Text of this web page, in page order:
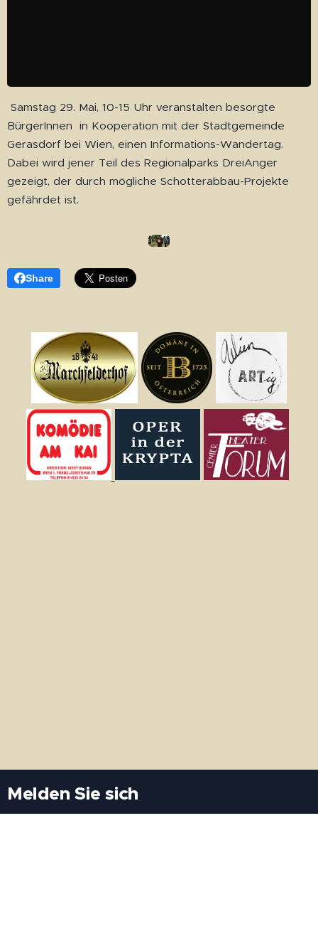
Samstag 29. Mai, 10-15 Uhr veranstalten besorgte
BürgerInnen in Kooperation mit der Stadtgemeinde
Gerasdorf bei Wien, einen Informations-Wandertag.
Dabei wird jener Teil des Regionalparks DreiAnger
gezeigt, der durch mögliche Schotterabbau-Projekte
gefährdet ist.
Share
Melden Sie sich